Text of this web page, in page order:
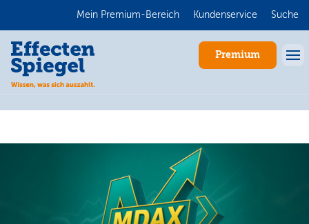
Mein Premium-Bereich Kundenservice Suche
Premium